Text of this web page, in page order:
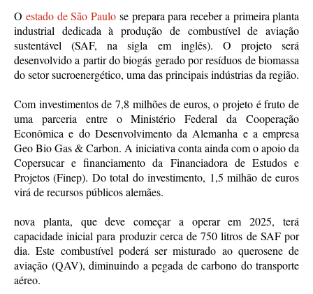
Oestado de São Paulose prepara para receber a primeira planta
industrial dedicada à produção de combustível de aviação
sustentável (SAF, na sigla em inglês). O projeto será
desenvolvido a partir do biogás gerado por resíduos de biomassa
do setor sucroenergético, uma das principais indústrias da região.
Com investimentos de 7,8 milhões de euros, o projeto é fruto de
uma parceria entre o Ministério Federal da Cooperação
Econômica e do Desenvolvimento da Alemanha e a empresa
Geo Bio Gas & Carbon. A iniciativa conta ainda com o apoio da
Copersucar e financiamento da Financiadora de Estudos e
Projetos (Finep). Do total do investimento, 1,5 milhão de euros
virá de recursos públicos alemães.
nova planta, que deve começar a operar em 2025, terá
capacidade inicial para produzir cerca de 750 litros de SAF por
dia. Este combustível poderá ser misturado ao querosene de
aviação (QAV), diminuindo a pegada de carbono do transporte
aéreo.